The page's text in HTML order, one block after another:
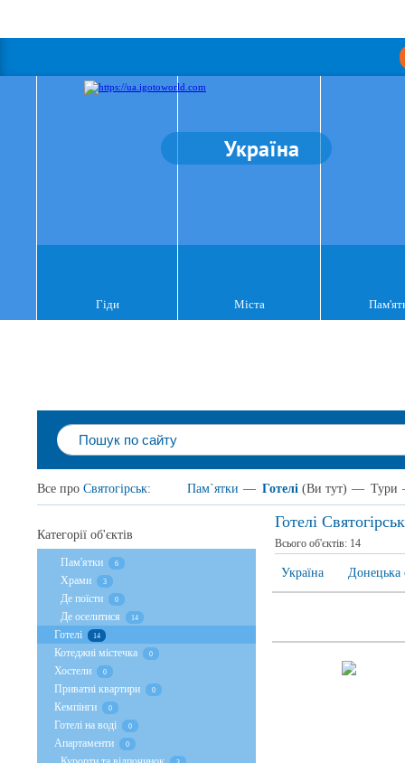
Україна
Гіди Міста
Все про Святогірськ: Пам`ятки — Готелі (Ви тут) — Тури
Готелі Святогірськ
Всього об'єктів: 14
Україна Донецька
Категорії об'єктів
Пам'ятки 6
Храми 3
Де поїсти 0
Де оселитися 14
Готелі 14
Котеджні містечка 0
Хостели 0
Приватні квартири 0
Кемпінги 0
Готелі на воді 0
Апартаменти 0